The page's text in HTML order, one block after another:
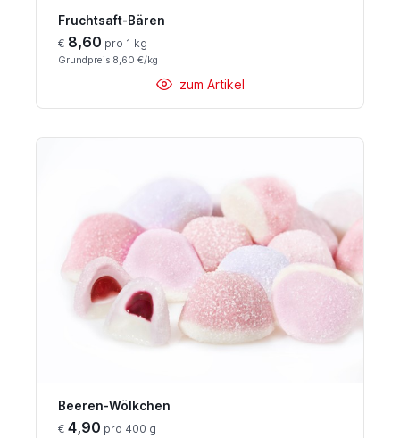
Fruchtsaft-Bären
€ 8,60 pro 1 kg
Grundpreis 8,60 €/kg
zum Artikel
Beeren-Wölkchen
€ 4,90 pro 400 g